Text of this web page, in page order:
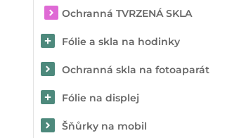
Ochranná TVRZENÁ SKLA
Fólie a skla na hodinky
Ochranná skla na fotoaparát
Fólie na displej
Šňůrky na mobil